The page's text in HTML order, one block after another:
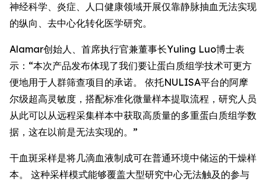
神经科学、炎症、人口健康领域开展仅靠静脉抽血无法实现
的纵向、去中心化转化医学研究。
Alamar创始人、首席执行官兼董事长Yuling Luo博士表
示：“本次产品发布体现了我们要让蛋白质组学技术可更方
便地用于人群筛查项目的承诺。 依托NULISA平台的阿摩
尔级超高灵敏度，搭配标准化微量样本提取流程，研究人员
从此可以从远程采集样本中获取高质量的多重蛋白质组学数
据，这在以前是无法实现的。”
干血斑采样是将几滴血液制成可在普通环境中储运的干燥样
本。 这种采样模式能够覆盖大型研究中心无法触及的参与